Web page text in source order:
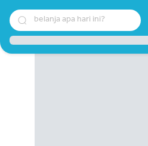
belanja apa hari ini?